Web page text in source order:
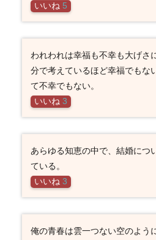
いいね 5
われわれは幸福も不幸も大げさ
分で考えているほど幸福でもな
て不幸でもない。
いいね 3
あらゆる知恵の中で、結婚につ
ている。
いいね 3
俺の青春は雲一つない空のよう